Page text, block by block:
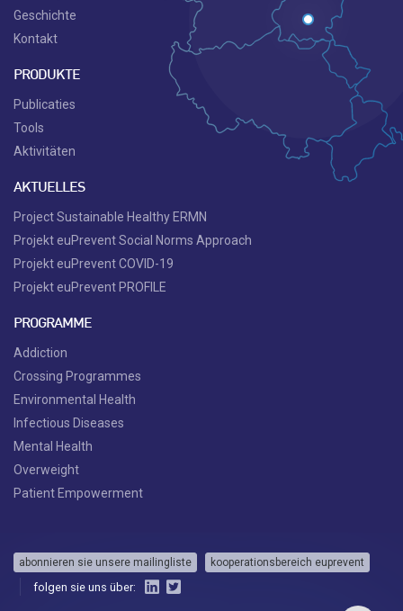
Geschichte
Kontakt
PRODUKTE
Publicaties
Tools
Aktivitäten
AKTUELLES
Project Sustainable Healthy ERMN
Projekt euPrevent Social Norms Approach
Projekt euPrevent COVID-19
Projekt euPrevent PROFILE
PROGRAMME
Addiction
Crossing Programmes
Environmental Health
Infectious Diseases
Mental Health
Overweight
Patient Empowerment
abonnieren sie unsere mailingliste kooperationsbereich euprevent
folgen sie uns über: